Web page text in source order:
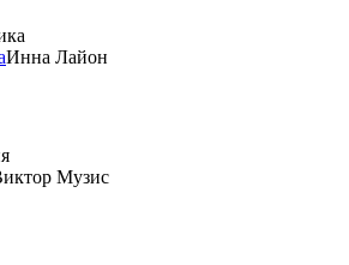
Инна Лайон
Музис